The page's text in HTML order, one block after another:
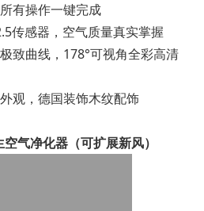
有操作一键完成
传感器，空气质量真实掌握
致曲线，178°可视角全彩高清
观，德国装饰木纹配饰
气净化器（可扩展新风）